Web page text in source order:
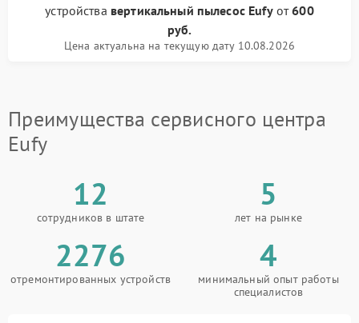
устройства вертикальный пылесос Eufyот600
руб.
Цена актуальна на текущую дату 10.08.2026
Преимущества сервисного центра
Eufy
12
сотрудников в штате
5
лет на рынке
2276
отремонтированных устройств
4
минимальный опыт работы
специалистов